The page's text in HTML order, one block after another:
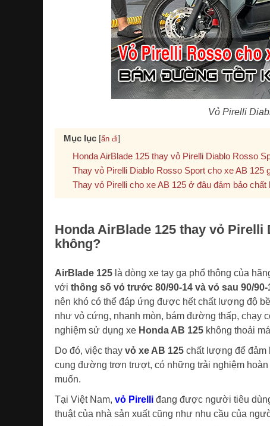
Vỏ Pirelli
Mục lục [ẩn đi]
Honda AirBlade 125 thay vỏ Pirelli Diablo Rosso
Thay vỏ Pirelli Diablo Rosso Sport cho xe AB 125
Thay vỏ Pirelli cho xe AB 125 ở đâu đảm bảo
Honda AirBlade 125 thay vỏ
không?
AirBlade 125 là dòng xe tay ga phổ thông của
với thông số vỏ trước 80/90-14 và vỏ sau 90/90-
nên khó có thể đáp ứng được hết chất lượng độ
như vỏ cứng, nhanh mòn, bám đường thấp, chạy
nghiệm sử dụng xe Honda AB 125 không thoải
Do đó, việc thay vỏ xe AB 125 chất lượng để đảm
cung đường trơn trượt, có những trải nghiệm
muốn.
Tại Việt Nam, vỏ Pirelli đang được người tiêu
thuật của nhà sản xuất cũng như nhu cầu của